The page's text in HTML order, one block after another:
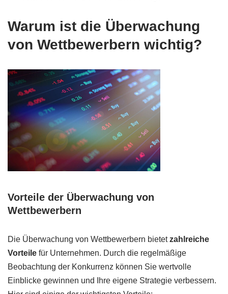
Warum ist die Überwachung
von Wettbewerbern wichtig?
Vorteile der Überwachung von
Wettbewerbern
Die Überwachung von Wettbewerbern bietetzahlreiche
Vorteile für Unternehmen. Durch die regelmäßige
Beobachtung der Konkurrenz können Sie wertvolle
Einblicke gewinnen und Ihre eigene Strategie verbessern.